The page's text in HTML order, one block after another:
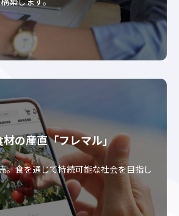
材の産直「フレマル」
。食を通じて持続可能な社会を目指し